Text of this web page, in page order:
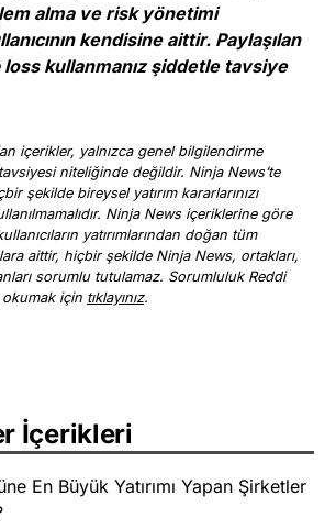
alma ve risk yönetimi
kendisine aittir. Paylaşılan
kullanmanız şiddetle tavsiye
içerikler, yalnızca genel bilgilendirme
tavsiyesi niteliğinde değildir. Ninja News’te
şekilde bireysel yatırım kararlarınızı
Ninja News içeriklerine göre
yatırımlarından doğan tüm
aittir, hiçbir şekilde Ninja News, ortakları,
sorumlu tutulamaz. Sorumluluk Reddi
okumak için tıklayınız.
İçerikleri
En Büyük Yatırımı Yapan Şirketler